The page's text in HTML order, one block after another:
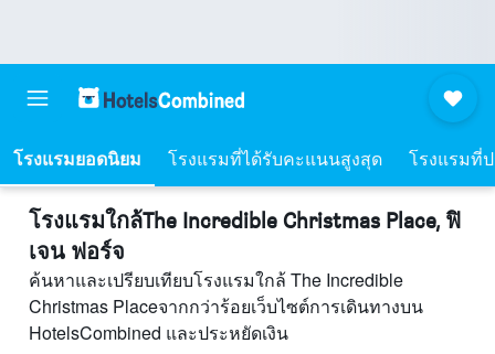
โรงแรมยอดนิยม โรงแรมที่ได้รับคะแนนสูงสุด โรงแรมที่
โรงแรมใกล้The Incredible Christmas Place, ฟิ
เจน ฟอร์จ
ค้นหาและเปรียบเทียบโรงแรมใกล้ The Incredible
Christmas Placeจากกว่าร้อยเว็บไซต์การเดินทางบน
HotelsCombined และประหยัดเงิน